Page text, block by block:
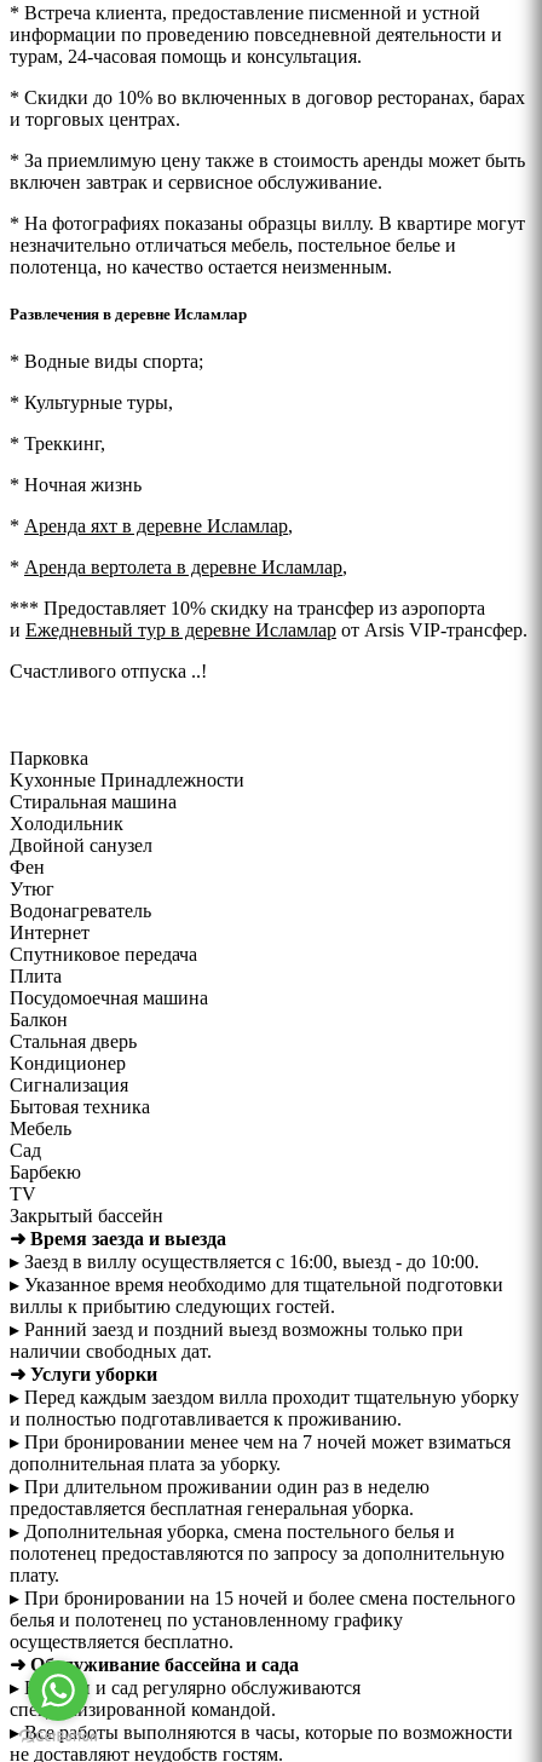
* Встреча клиента, предоставление писменной и устной
информации по проведению повседневной деятельности и
турам, 24-часовая помощь и консультация.
* Скидки до 10% во включенных в договор ресторанах, барах
и торговых центрах.
* За приемлимую цену также в стоимость аренды может быть
включен завтрак и сервисное обслуживание.
* На фотографиях показаны образцы виллу. В квартире могут
незначительно отличаться мебель, постельное белье и
полотенца, но качество остается неизменным.
Развлечения в деревне Исламлар
* Водные виды спорта;
* Культурные туры,
* Треккинг,
* Ночная жизнь
* Аренда яхт в деревне Исламлар,
* Аренда вертолета в деревне Исламлар,
*** Предоставляет 10% скидку на трансфер из аэропорта
и Ежедневный тур в деревне Исламлар от Arsis VIP-трансфер.
Счастливого отпуска ..!
Парковка
Kухонные Принадлежности
Cтиральная машина
Xолодильник
Двойной санузел
Фен
Утюг
Bодонагреватель
Интернет
Cпутниковое передача
Плита
Посудомоечная машина
Балкон
Стальная дверь
Kондиционер
Cигнализация
Бытовая техника
Mебель
Cад
Барбекю
ТV
Закрытый бассейн
➜ Время заезда и выезда
▸ Заезд в виллу осуществляется с 16:00, выезд - до 10:00.
▸ Указанное время необходимо для тщательной подготовки
виллы к прибытию следующих гостей.
▸ Ранний заезд и поздний выезд возможны только при
наличии свободных дат.
➜ Услуги уборки
▸ Перед каждым заездом вилла проходит тщательную уборку
и полностью подготавливается к проживанию.
▸ При бронировании менее чем на 7 ночей может взиматься
дополнительная плата за уборку.
▸ При длительном проживании один раз в неделю
предоставляется бесплатная генеральная уборка.
▸ Дополнительная уборка, смена постельного белья и
полотенец предоставляются по запросу за дополнительную
плату.
▸ При бронировании на 15 ночей и более смена постельного
белья и полотенец по установленному графику
осуществляется бесплатно.
➜ Обслуживание бассейна и сада
▸ Бассейн и сад регулярно обслуживаются
специализированной командой.
▸ Все работы выполняются в часы, которые по возможности
не доставляют неудобств гостям.